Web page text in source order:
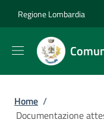
Regione Lombardia
Briciole di
Home /
Documentazione